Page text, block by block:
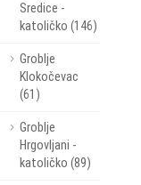
Sredice -
katoličko (146)
Groblje
Klokočevac
(61)
Groblje
Hrgovljani -
katoličko (89)